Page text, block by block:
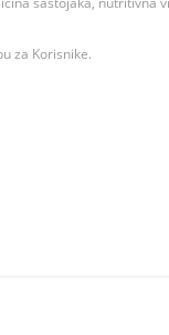
za Korisnike.